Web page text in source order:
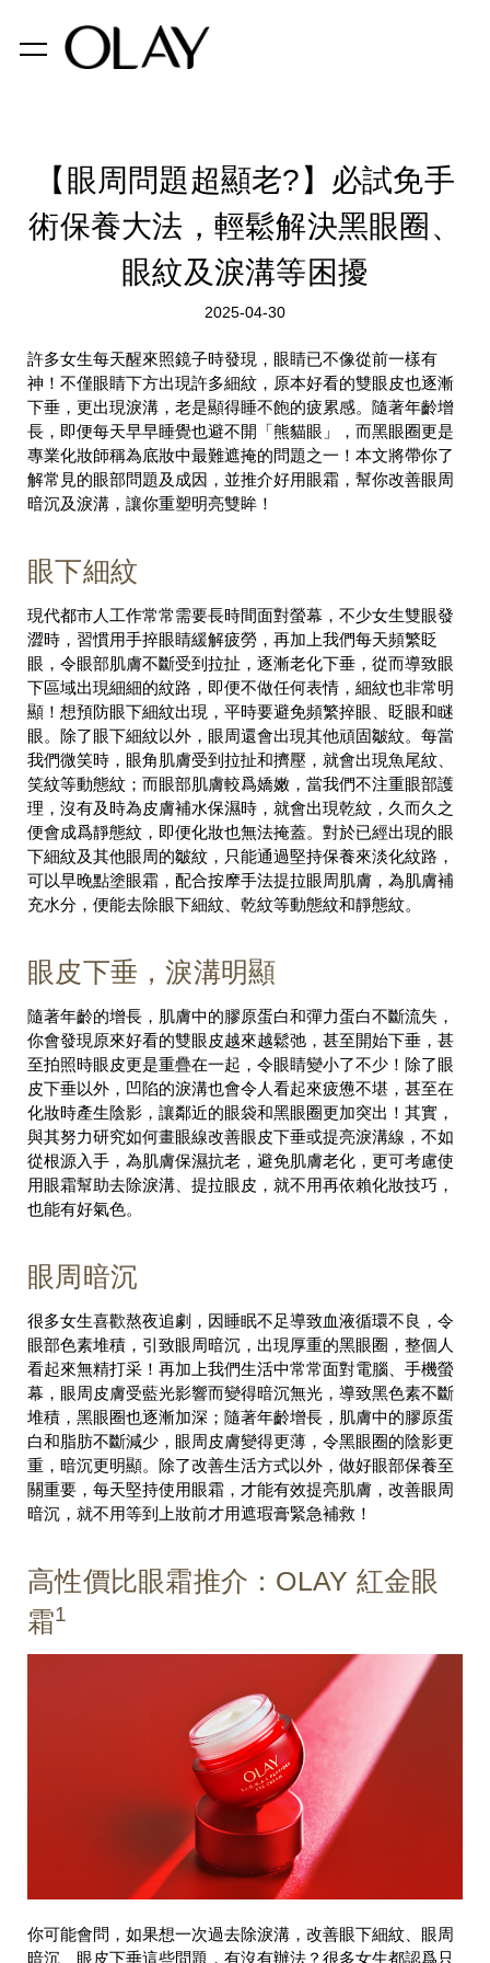
【眼周問題超顯老?】必試免手
術保養大法，輕鬆解決黑眼圈、
眼紋及淚溝等困擾
2025-04-30
許多女生每天醒來照鏡子時發現，眼睛已不像從前一樣有
神！不僅眼睛下方出現許多細紋，原本好看的雙眼皮也逐漸
下垂，更出現淚溝，老是顯得睡不飽的疲累感。隨著年齡增
長，即便每天早早睡覺也避不開「熊貓眼」，而黑眼圈更是
專業化妝師稱為底妝中最難遮掩的問題之一！本文將帶你了
解常見的眼部問題及成因，並推介好用眼霜，幫你改善眼周
暗沉及淚溝，讓你重塑明亮雙眸！
眼下細紋
現代都市人工作常常需要長時間面對螢幕，不少女生雙眼發
澀時，習慣用手捽眼睛緩解疲勞，再加上我們每天頻繁眨
眼，令眼部肌膚不斷受到拉扯，逐漸老化下垂，從而導致眼
下區域出現細細的紋路，即便不做任何表情，細紋也非常明
顯！想預防眼下細紋出現，平時要避免頻繁捽眼、眨眼和瞇
眼。除了眼下細紋以外，眼周還會出現其他頑固皺紋。每當
我們微笑時，眼角肌膚受到拉扯和擠壓，就會出現魚尾紋、
笑紋等動態紋；而眼部肌膚較爲嬌嫩，當我們不注重眼部護
理，沒有及時為皮膚補水保濕時，就會出現乾紋，久而久之
便會成爲靜態紋，即便化妝也無法掩蓋。對於已經出現的眼
下細紋及其他眼周的皺紋，只能通過堅持保養來淡化紋路，
可以早晚點塗眼霜，配合按摩手法提拉眼周肌膚，為肌膚補
充水分，便能去除眼下細紋、乾紋等動態紋和靜態紋。
眼皮下垂，淚溝明顯
隨著年齡的增長，肌膚中的膠原蛋白和彈力蛋白不斷流失，
你會發現原來好看的雙眼皮越來越鬆弛，甚至開始下垂，甚
至拍照時眼皮更是重疊在一起，令眼睛變小了不少！除了眼
皮下垂以外，凹陷的淚溝也會令人看起來疲憊不堪，甚至在
化妝時產生陰影，讓鄰近的眼袋和黑眼圈更加突出！其實，
與其努力研究如何畫眼線改善眼皮下垂或提亮淚溝線，不如
從根源入手，為肌膚保濕抗老，避免肌膚老化，更可考慮使
用眼霜幫助去除淚溝、提拉眼皮，就不用再依賴化妝技巧，
也能有好氣色。
眼周暗沉
很多女生喜歡熬夜追劇，因睡眠不足導致血液循環不良，令
眼部色素堆積，引致眼周暗沉，出現厚重的黑眼圈，整個人
看起來無精打采！再加上我們生活中常常面對電腦、手機螢
幕，眼周皮膚受藍光影響而變得暗沉無光，導致黑色素不斷
堆積，黑眼圈也逐漸加深；隨著年齡增長，肌膚中的膠原蛋
白和脂肪不斷減少，眼周皮膚變得更薄，令黑眼圈的陰影更
重，暗沉更明顯。除了改善生活方式以外，做好眼部保養至
關重要，每天堅持使用眼霜，才能有效提亮肌膚，改善眼周
暗沉，就不用等到上妝前才用遮瑕膏緊急補救！
高性價比眼霜推介：OLAY 紅金眼
霜1
你可能會問，如果想一次過去除淚溝，改善眼下細紋、眼周
暗沉、眼皮下垂這些問題，有沒有辦法？很多女生都認爲只